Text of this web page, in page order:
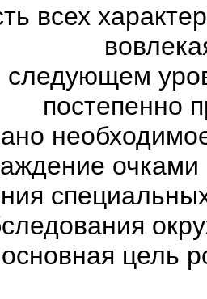
всех
следующем
постепенно
цель